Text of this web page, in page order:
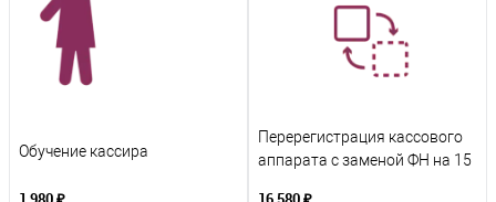
Обучение кассира
Перерегистрация кассового
аппарата с заменой ФН на 15